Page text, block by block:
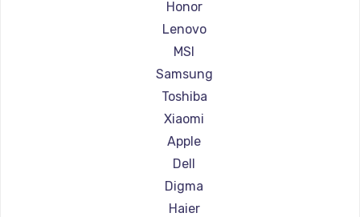
Ремонт ноутбуков Getac
Ремонт ноутбуков Epson
Ремонт ноутбуков Philips
Ремонт ноутбуков LG
Ремонт ноутбуков Panasonic
Ремонт ноутбуков Irbis
Ремонт ноутбуков Thunderobot
Ремонт ноутбуков Hasee
Ремонт ноутбуков ZTE
Ремонт ноутбуков Hiper
Honor
Lenovo
MSI
Samsung
Toshiba
Xiaomi
Apple
Dell
Digma
Haier